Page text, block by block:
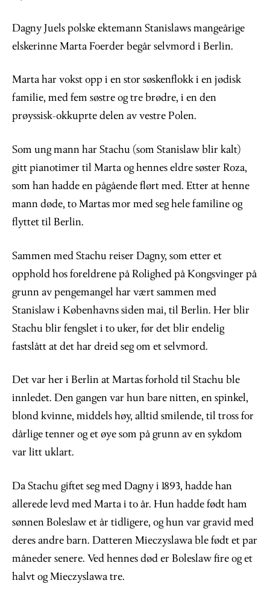
Dagny Juels polske ektemann Stanislaws mangeårige
elskerinne Marta Foerder begår selvmord i Berlin.
Marta har vokst opp i en stor søskenflokk i en jødisk
familie, med fem søstre og tre brødre, i en den
prøyssisk-okkuprte delen av vestre Polen.
Som ung mann har Stachu (som Stanislaw blir kalt)
gitt pianotimer til Marta og hennes eldre søster Roza,
som han hadde en pågående flørt med. Etter at henne
mann døde, to Martas mor med seg hele familine og
flyttet til Berlin.
Sammen med Stachu reiser Dagny, som etter et
opphold hos foreldrene på Rolighed på Kongsvinger på
grunn av pengemangel har vært sammen med
Stanislaw i Københavns siden mai, til Berlin. Her blir
Stachu blir fengslet i to uker, før det blir endelig
fastslått at det har dreid seg om et selvmord.
Det var her i Berlin at Martas forhold til Stachu ble
innledet. Den gangen var hun bare nitten, en spinkel,
blond kvinne, middels høy, alltid smilende, til tross for
dårlige tenner og et øye som på grunn av en sykdom
var litt uklart.
Da Stachu giftet seg med Dagny i 1893, hadde han
allerede levd med Marta i to år. Hun hadde født ham
sønnen Boleslaw et år tidligere, og hun var gravid med
deres andre barn. Datteren Mieczyslawa ble født et par
måneder senere. Ved hennes død er Boleslaw fire og et
halvt og Mieczyslawa tre.